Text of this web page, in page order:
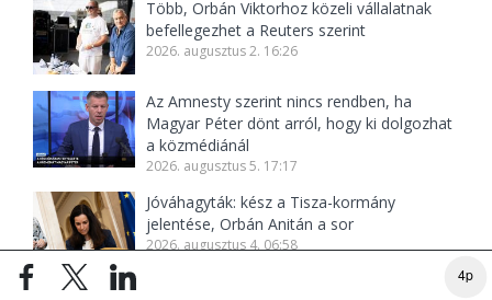
4p
Több, Orbán Viktorhoz közeli vállalatnak
befellegezhet a Reuters szerint
2026. augusztus 2. 16:26
Az Amnesty szerint nincs rendben, ha
Magyar Péter dönt arról, hogy ki dolgozhat
a közmédiánál
2026. augusztus 5. 17:17
Jóváhagyták: kész a Tisza-kormány
jelentése, Orbán Anitán a sor
2026. augusztus 4. 06:58